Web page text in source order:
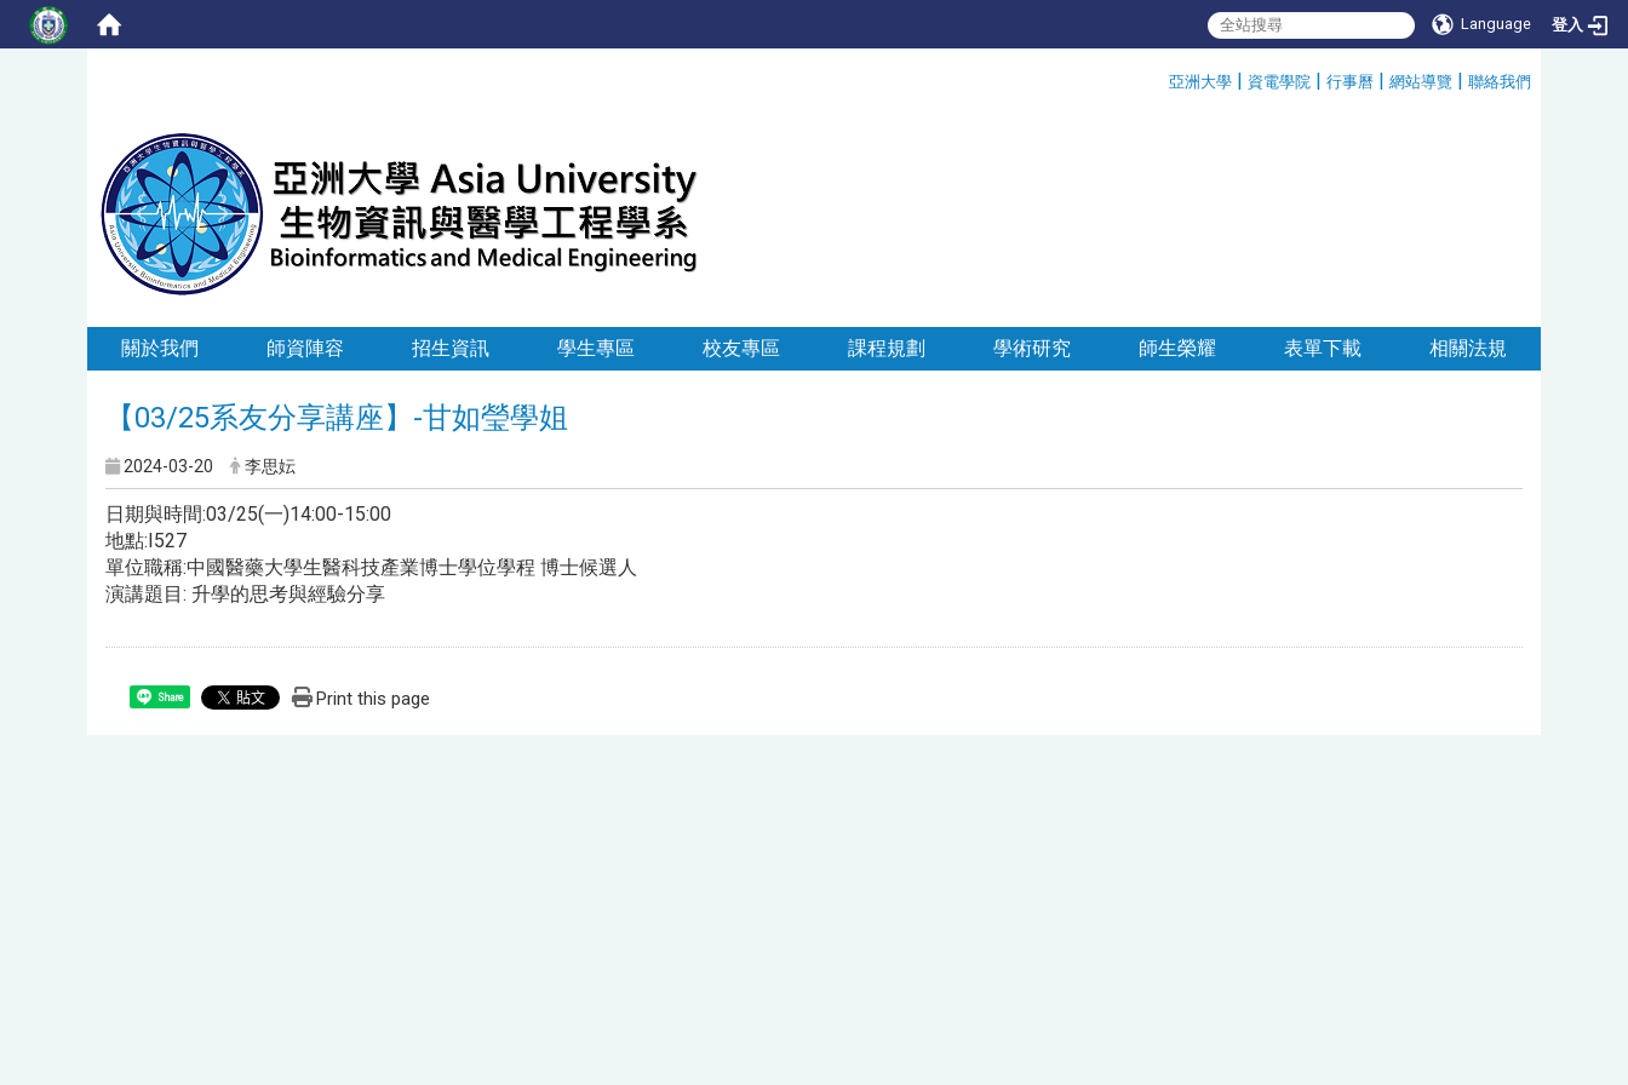
Language 登入
亞洲大學 | 資電學院 | 行事曆 | 網站導覽 | 聯絡我們
關於我們 師資陣容 招生資訊 學生專區 校友專區 課程規劃 學術研究 師生榮耀 表單下載 相關法規
【03/25系友分享講座】-甘如瑩學姐
2024-03-20 李思妘
日期與時間:03/25(一)14:00-15:00
地點:I527
單位職稱:中國醫藥大學生醫科技產業博士學位學程 博士候選人
演講題目: 升學的思考與經驗分享
Share Print this page